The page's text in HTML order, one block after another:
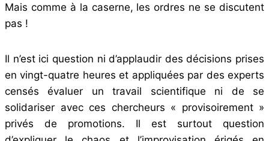
Mais comme à la caserne, les ordres ne se discutent
pas !
Il n’est ici question ni d’applaudir des décisions prises
en vingt-quatre heures et appliquées par des experts
censés évaluer un travail scientifique ni de se
solidariser avec ces chercheurs « provisoirement »
privés de promotions. Il est surtout question